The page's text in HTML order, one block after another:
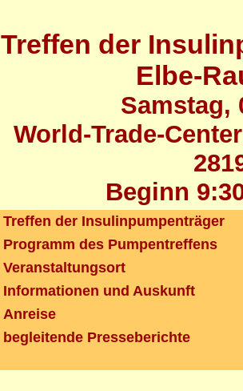
Treffen der
Elbe-
Samstag,
World-Trade-
Beginn
Treffen der Insulinpumpenträger
Programm des Pumpentreffens
Veranstaltungsort
Informationen und Auskunft
Anreise
begleitende Presseberichte